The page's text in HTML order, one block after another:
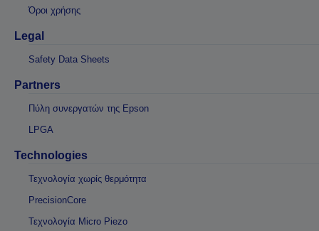
Όροι χρήσης
Legal
Safety Data Sheets
Partners
Πύλη συνεργατών της Epson
LPGA
Technologies
Τεχνολογία χωρίς θερμότητα
PrecisionCore
Τεχνολογία Micro Piezo